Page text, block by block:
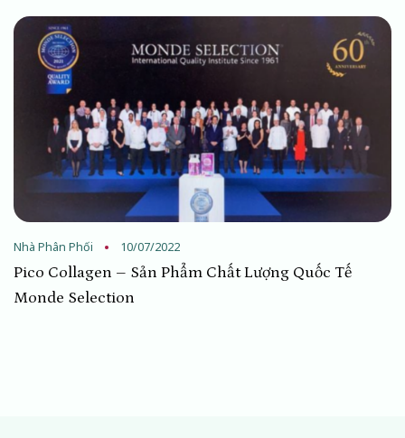
Nhà Phân Phối 10/07/2022
Pico Collagen – Sản Phẩm Chất Lượng Quốc Tế
Monde Selection